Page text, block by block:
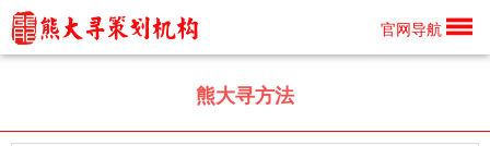
官网导航
熊大寻方法